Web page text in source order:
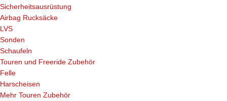
Sicherheitsausrüstung
Airbag Rucksäcke
LVS
Sonden
Schaufeln
Touren und Freeride Zubehör
Felle
Harscheisen
Mehr Touren Zubehör